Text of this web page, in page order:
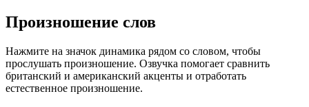
Произношение слов
Нажмите на значок динамика рядом со словом, чтобы
прослушать произношение. Озвучка помогает сравнить
британский и американский акценты и отработать
естественное произношение.